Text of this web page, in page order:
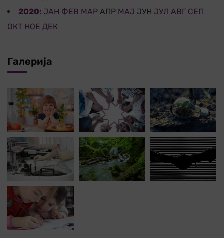
2020: ЈАН ФЕВ МАР АПР МАЈ ЈУН ЈУЛ АВГ СЕП
ОКТ НОЕ ДЕК
Галерија